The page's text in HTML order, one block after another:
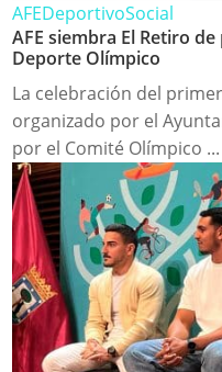
AFEDeportivoSocial
AFE siembra El Retiro
Deporte Olímpico
La celebración del
organizado por el
por el Comité Olímpico ...